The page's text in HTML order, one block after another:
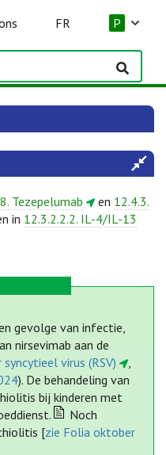
FR P
Tezepelumab en 12.4.3.
in 12.3.2.2.2. IL-4/IL-13
gevolge van infectie,
nirsevimab aan de
virus (RSV)
,
). De behandeling van
bij kinderen met
Noch
[zie Folia oktober